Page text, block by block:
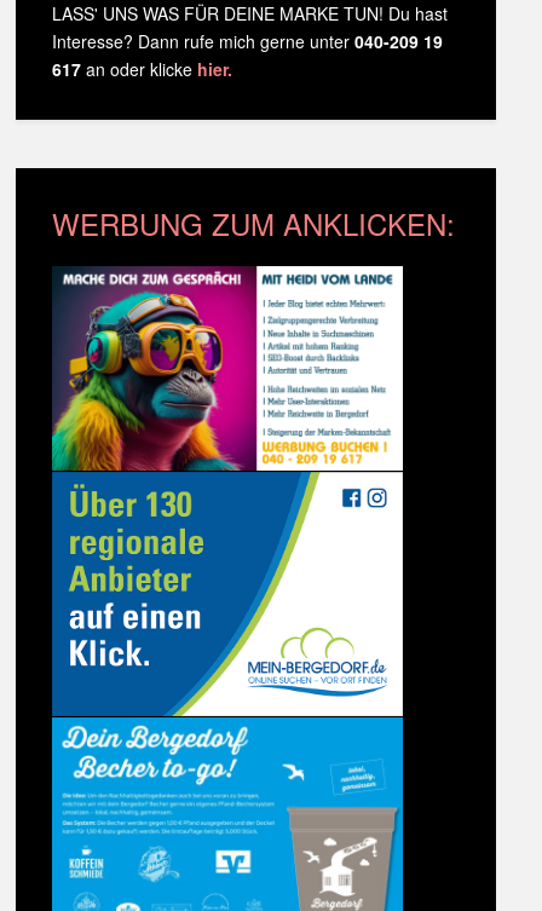
LASS' UNS WAS FÜR DEINE MARKE TUN! Du hast
Interesse? Dann rufe mich gerne unter040-209 19
617 an oder klicke hier.
WERBUNG ZUM ANKLICKEN: